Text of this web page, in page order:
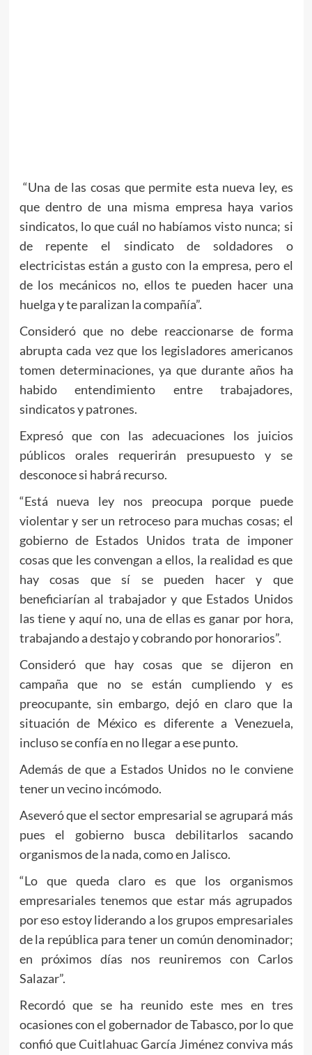
“Una de las cosas que permite esta nueva ley, es
que dentro de una misma empresa haya varios
sindicatos, lo que cuál no habíamos visto nunca; si
de repente el sindicato de soldadores o
electricistas están a gusto con la empresa, pero el
de los mecánicos no, ellos te pueden hacer una
huelga y te paralizan la compañía”.
Consideró que no debe reaccionarse de forma
abrupta cada vez que los legisladores americanos
tomen determinaciones, ya que durante años ha
habido entendimiento entre trabajadores,
sindicatos y patrones.
Expresó que con las adecuaciones los juicios
públicos orales requerirán presupuesto y se
desconoce si habrá recurso.
“Está nueva ley nos preocupa porque puede
violentar y ser un retroceso para muchas cosas; el
gobierno de Estados Unidos trata de imponer
cosas que les convengan a ellos, la realidad es que
hay cosas que sí se pueden hacer y que
beneficiarían al trabajador y que Estados Unidos
las tiene y aquí no, una de ellas es ganar por hora,
trabajando a destajo y cobrando por honorarios”.
Consideró que hay cosas que se dijeron en
campaña que no se están cumpliendo y es
preocupante, sin embargo, dejó en claro que la
situación de México es diferente a Venezuela,
incluso se confía en no llegar a ese punto.
Además de que a Estados Unidos no le conviene
tener un vecino incómodo.
Aseveró que el sector empresarial se agrupará más
pues el gobierno busca debilitarlos sacando
organismos de la nada, como en Jalisco.
“Lo que queda claro es que los organismos
empresariales tenemos que estar más agrupados
por eso estoy liderando a los grupos empresariales
de la república para tener un común denominador;
en próximos días nos reuniremos con Carlos
Salazar”.
Recordó que se ha reunido este mes en tres
ocasiones con el gobernador de Tabasco, por lo que
confió que Cuitlahuac García Jiménez conviva más